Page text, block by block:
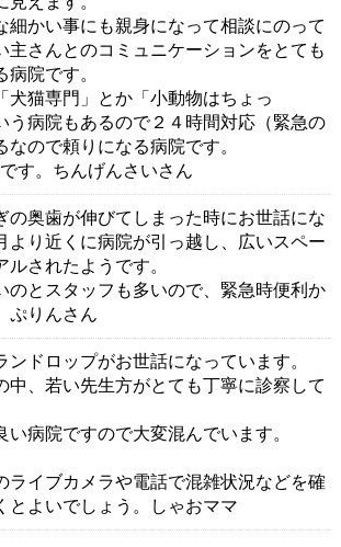
細かい事にも親身になって相談にのって
主さんとのコミュニケーションをとても
病院です。
犬猫専門」とか「小動物はちょっ
う病院もあるので２４時間対応（緊急の
なので頼りになる病院です。
す。ちんげんさいさん
の奥歯が伸びてしまった時にお世話にな
より近くに病院が引っ越し、広いスペー
ルされたようです。
のとスタッフも多いので、緊急時便利か
ぷりんさん
ンドロップがお世話になっています。
中、若い先生方がとても丁寧に診察して
い病院ですので大変混んでいます。
ライブカメラや電話で混雑状況などを確
とよいでしょう。しゃおママ